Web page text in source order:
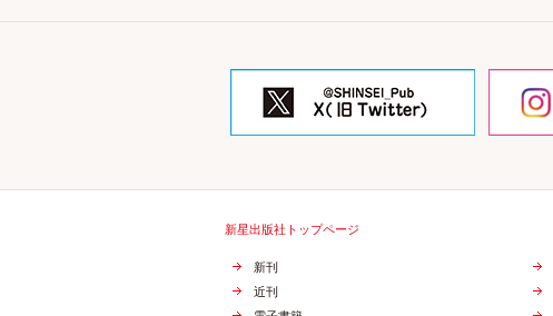
新星出版社トップページ
新刊
近刊